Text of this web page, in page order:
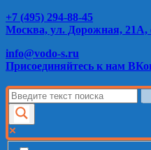
+7 (495) 294-88-45
Москва, ул. Дорожная, 21А,
info@vodo-s.ru
Присоединяйтесь к нам